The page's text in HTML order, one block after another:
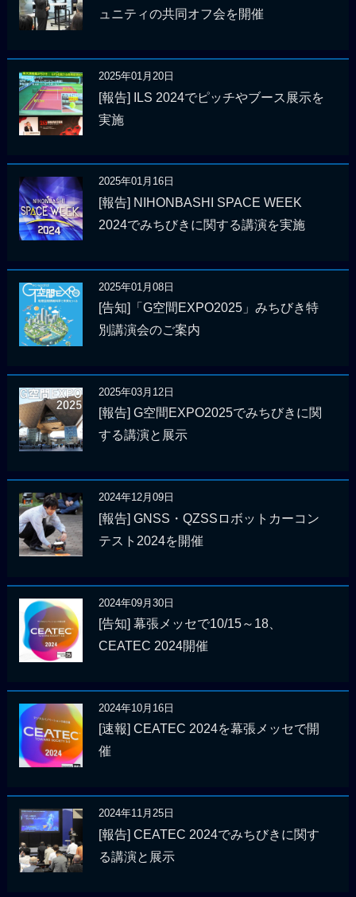
ュニティの共同オフ会を開催
2025年01月20日
[報告] ILS 2024でピッチやブース展示を
実施
2025年01月16日
[報告] NIHONBASHI SPACE WEEK
2024でみちびきに関する講演を実施
2025年01月08日
[告知]「G空間EXPO2025」みちびき特
別講演会のご案内
2025年03月12日
[報告] G空間EXPO2025でみちびきに関
する講演と展示
2024年12月09日
[報告] GNSS・QZSSロボットカーコン
テスト2024を開催
2024年09月30日
[告知] 幕張メッセで10/15～18、
CEATEC 2024開催
2024年10月16日
[速報] CEATEC 2024を幕張メッセで開
催
2024年11月25日
[報告] CEATEC 2024でみちびきに関す
る講演と展示